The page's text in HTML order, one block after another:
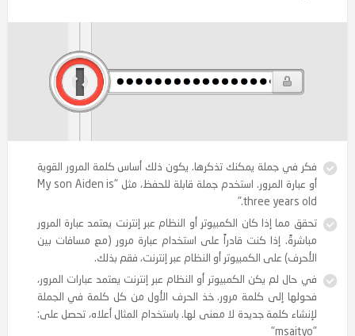
في جملة يمكنك تذكرها. يكون ذلك أساس كلمة المرور القوية
أو عبارة المرور. استخدم جملة قابلة للحفظ، مثل "My son Aiden is
three years
مما إذا كان الكمبيوتر أو النظام عبر إنترنت يعتمد عبارة المرور
إذا كنت قادراً على استخدام عبارة مرور (مع مسافات بين